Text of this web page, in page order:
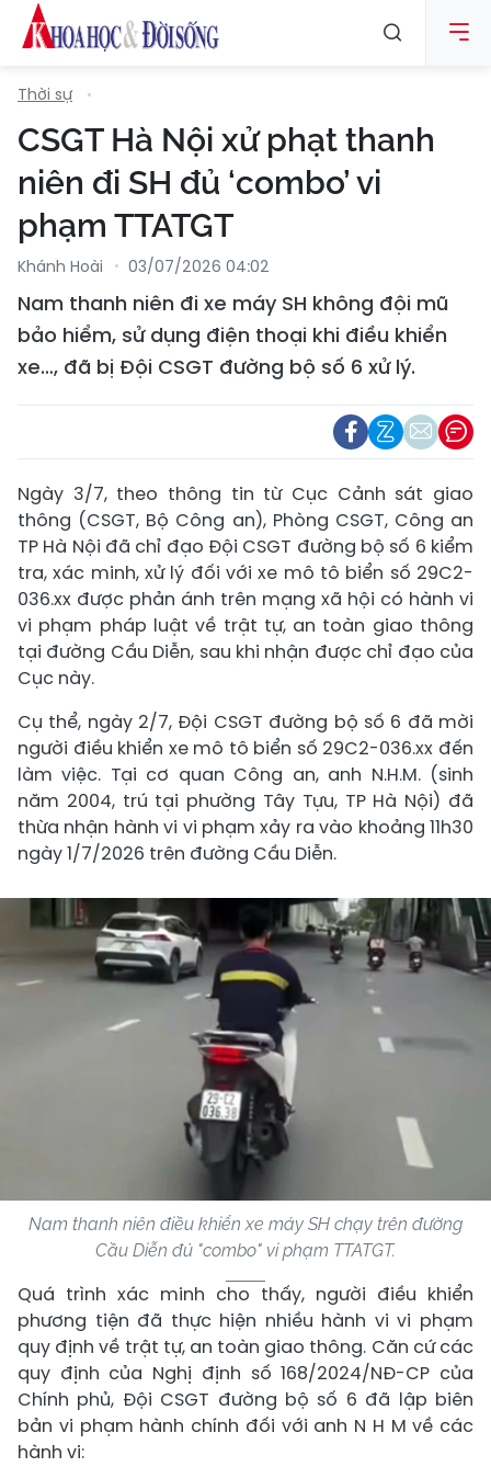
Thời sự
CSGT Hà Nội xử phạt thanh
niên đi SH đủ ‘combo’ vi
phạm TTATGT
Khánh Hoài 03/07/2026 04:02
Nam thanh niên đi xe máy SH không đội mũ
bảo hiểm, sử dụng điện thoại khi điều khiển
xe…, đã bị Đội CSGT đường bộ số 6 xử lý.
Ngày 3/7, theo thông tin từ Cục Cảnh sát giao
thông (CSGT, Bộ Công an), Phòng CSGT, Công an
TP Hà Nội đã chỉ đạo Đội CSGT đường bộ số 6 kiểm
tra, xác minh, xử lý đối với xe mô tô biển số 29C2-
036.xx được phản ánh trên mạng xã hội có hành vi
vi phạm pháp luật về trật tự, an toàn giao thông
tại đường Cầu Diễn, sau khi nhận được chỉ đạo của
Cục này.
Cụ thể, ngày 2/7, Đội CSGT đường bộ số 6 đã mời
người điều khiển xe mô tô biển số 29C2-036.xx đến
làm việc. Tại cơ quan Công an, anh N.H.M. (sinh
năm 2004, trú tại phường Tây Tựu, TP Hà Nội) đã
thừa nhận hành vi vi phạm xảy ra vào khoảng 11h30
ngày 1/7/2026 trên đường Cầu Diễn.
Nam thanh niên điều khiển xe máy SH chạy trên đường
Cầu Diễn đủ "combo" vi phạm TTATGT.
Quá trình xác minh cho thấy, người điều khiển
phương tiện đã thực hiện nhiều hành vi vi phạm
quy định về trật tự, an toàn giao thông. Căn cứ các
quy định của Nghị định số 168/2024/NĐ-CP của
Chính phủ, Đội CSGT đường bộ số 6 đã lập biên
bản vi phạm hành chính đối với anh N H M về các
hành vi: